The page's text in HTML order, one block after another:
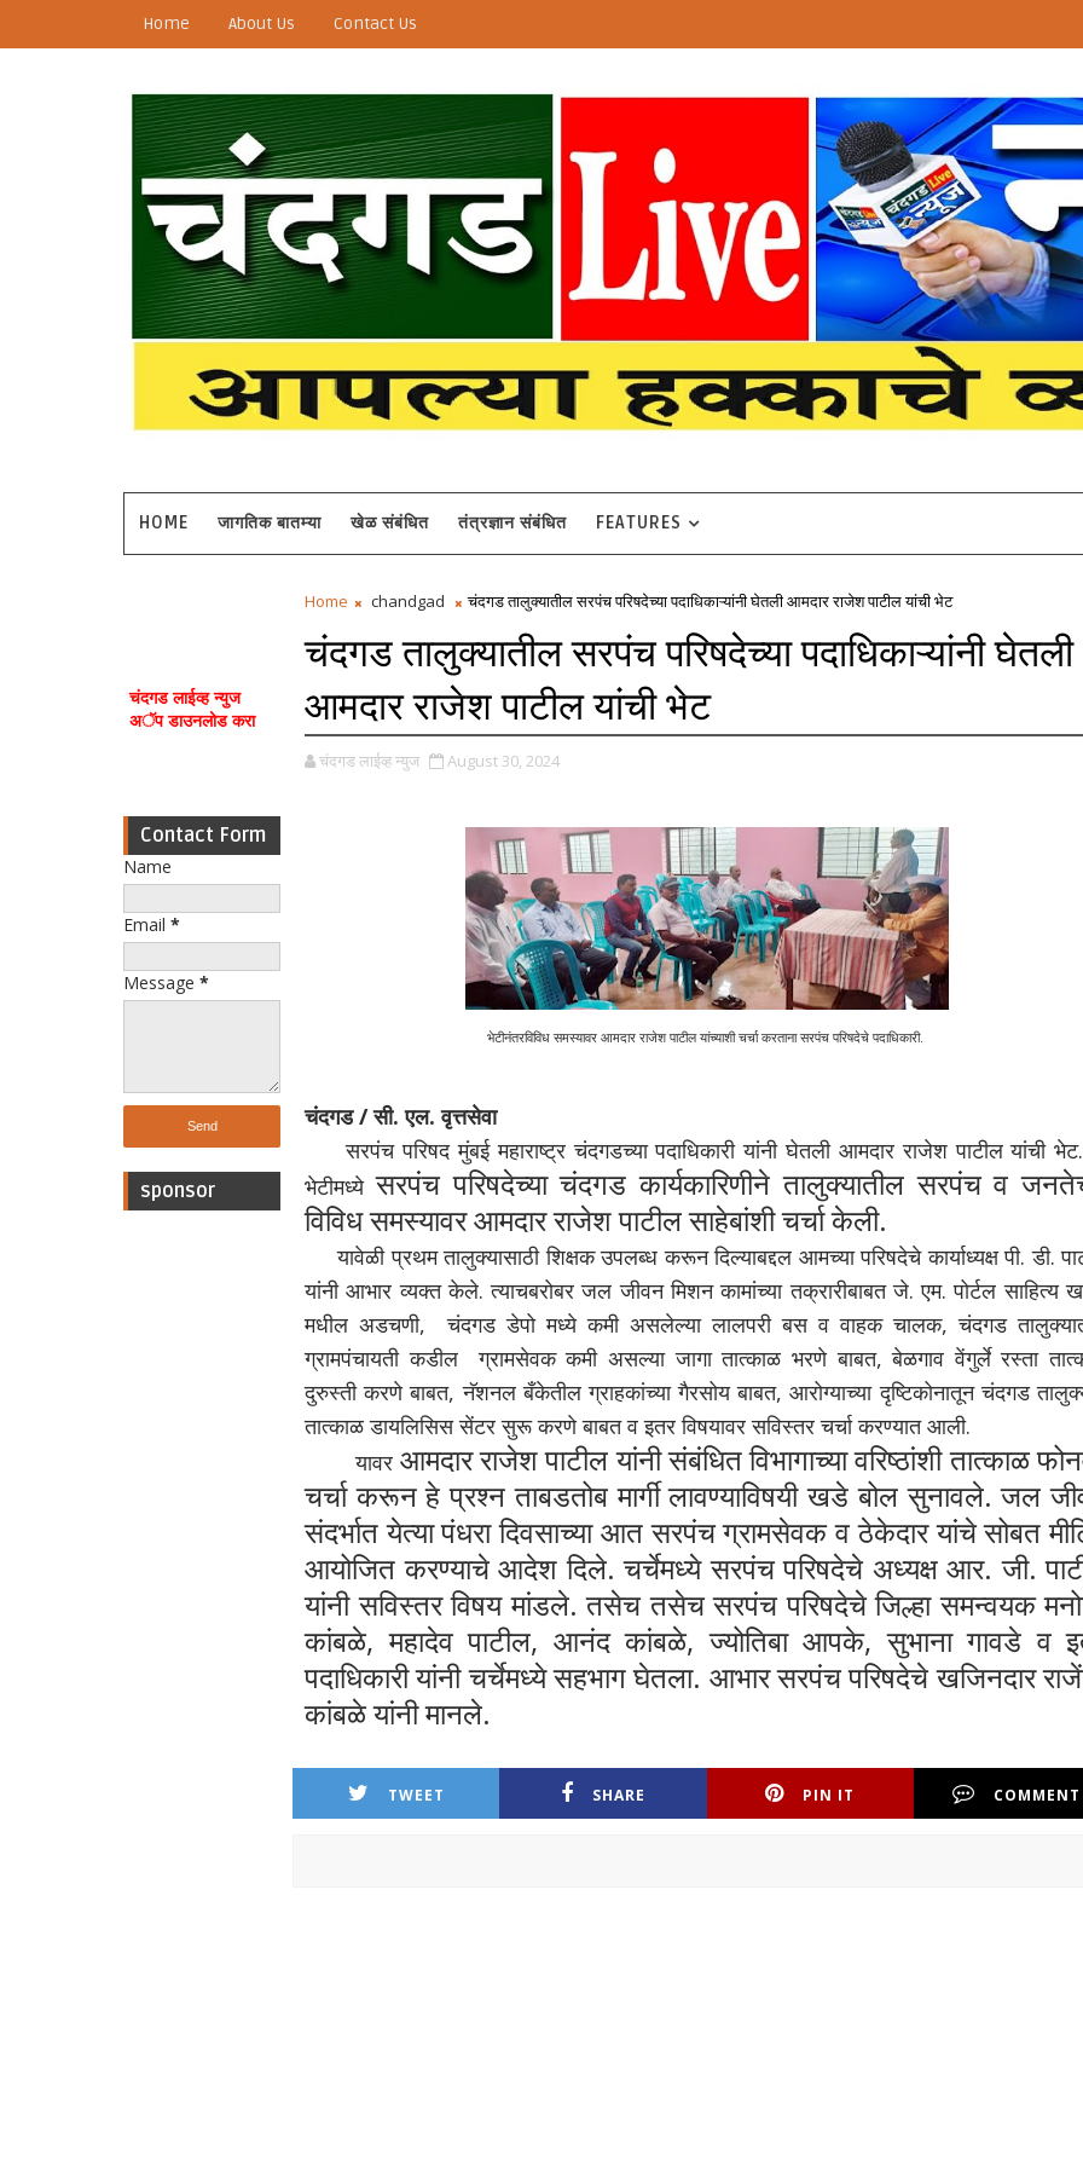
Home About Us Contact Us
HOME जागतिक बातम्या खेळ संबंधित तंत्रज्ञान संबंधित FEATURES
चंदगड लाईव्ह न्युज
अॅप डाउनलोड करा
Contact Form
Name
Email *
Message *
sponsor
Home chandgad चंदगड तालुक्यातील सरपंच परिषदेच्या पदाधिकाऱ्यांनी घेतली आमदार राजेश पाटील यांची भेट
चंदगड तालुक्यातील सरपंच परिषदेच्या पदाधिकाऱ्यांनी घेतली
आमदार राजेश पाटील यांची भेट
चंदगड लाईव्ह न्युज August 30, 2024
भेटीनंतरविविध समस्यावर आमदार राजेश पाटील यांच्याशीचर्चा करताना सरपंच परिषदेचे पदाधिकारी.
चंदगड / सी. एल. वृत्तसेवा
सरपंच परिषद मुंबई महाराष्ट्र चंदगडच्या पदाधिकारी यांनी घेतली आमदार राजेश पाटील यांची
भेटीमध्येसरपंच परिषदेच्या चंदगड कार्यकारिणीने तालुक्यातील सरपंच व
विविध समस्यावर आमदार राजेश पाटील साहेबांशी चर्चा केली.
यावेळी प्रथम तालुक्यासाठी शिक्षक उपलब्ध करून दिल्याबद्दल आमच्या परिषदेचे कार्याध्यक्ष पी. डी.
यांनी आभार व्यक्त केले. त्याचबरोबर जल जीवन मिशन कामांच्या तक्रारीबाबत जे. एम. पोर्टल साहित्य
मधील अडचणी, चंदगड डेपो मध्ये कमी असलेल्या लालपरी बस व वाहक चालक, चंदगड
ग्रामपंचायती कडील ग्रामसेवक कमी असल्या जागा तात्काळ भरणे बाबत, बेळगाव वेंगुर्ले रस्ता
दुरुस्ती करणे बाबत, नॅशनल बँकेतील ग्राहकांच्या गैरसोय बाबत, आरोग्याच्या दृष्टिकोनातून चंदगड
तात्काळ डायलिसिस सेंटर सुरू करणे बाबत व इतर विषयावर सविस्तर चर्चा करण्यात आली.
यावर आमदार राजेश पाटील यांनी संबंधित विभागाच्या वरिष्ठांशी तात्काळ
चर्चा करून हे प्रश्न ताबडतोब मार्गी लावण्याविषयी खडे बोल सुनावले. जल
संदर्भात येत्या पंधरा दिवसाच्या आत सरपंच ग्रामसेवक व ठेकेदार यांचे सोबत
आयोजित करण्याचे आदेश दिले. चर्चेमध्ये सरपंच परिषदेचे अध्यक्ष आर. जी.
यांनी सविस्तर विषय मांडले. तसेच तसेच सरपंच परिषदेचे जिल्हा समन्वयक
कांबळे, महादेव पाटील, आनंद कांबळे, ज्योतिबा आपके, सुभाना गावडे व
पदाधिकारी यांनी चर्चेमध्ये सहभाग घेतला. आभार सरपंच परिषदेचे खजिनदार
कांबळे यांनी मानले.
TWEET SHARE PIN IT COMMENT